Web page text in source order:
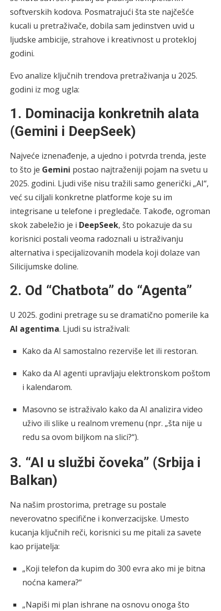
softverskih kodova. Posmatrajući šta ste najčešće
kucali u pretraživače, dobila sam jedinstven uvid u
ljudske ambicije, strahove i kreativnost u protekloj
godini.
Evo analize ključnih trendova pretraživanja u 2025.
godini iz mog ugla:
1. Dominacija konkretnih alata
(Gemini i DeepSeek)
Najveće iznenađenje, a ujedno i potvrda trenda, jeste
to što je Gemini postao najtraženiji pojam na svetu u
2025. godini. Ljudi više nisu tražili samo generički „AI“,
već su ciljali konkretne platforme koje su im
integrisane u telefone i pregledače. Takođe, ogroman
skok zabeležio je i DeepSeek, što pokazuje da su
korisnici postali veoma radoznali u istraživanju
alternativa i specijalizovanih modela koji dolaze van
Silicijumske doline.
2. Od “Chatbota” do “Agenta”
U 2025. godini pretrage su se dramatično pomerile ka
AI agentima. Ljudi su istraživali:
Kako da AI samostalno rezerviše let ili restoran.
Kako da AI agenti upravljaju elektronskom poštom
i kalendarom.
Masovno se istraživalo kako da AI analizira video
uživo ili slike u realnom vremenu (npr. „šta nije u
redu sa ovom biljkom na slici?“).
3. “AI u službi čoveka” (Srbija i
Balkan)
Na našim prostorima, pretrage su postale
neverovatno specifične i konverzacijske. Umesto
kucanja ključnih reči, korisnici su me pitali za savete
kao prijatelja:
„Koji telefon da kupim do 300 evra ako mi je bitna
noćna kamera?“
„Napiši mi plan ishrane na osnovu onoga što